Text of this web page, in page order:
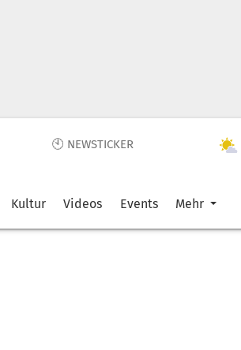
🕙 NEWSTICKER
Kultur Videos Events Mehr